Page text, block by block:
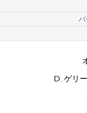
バ
D. ゲリ